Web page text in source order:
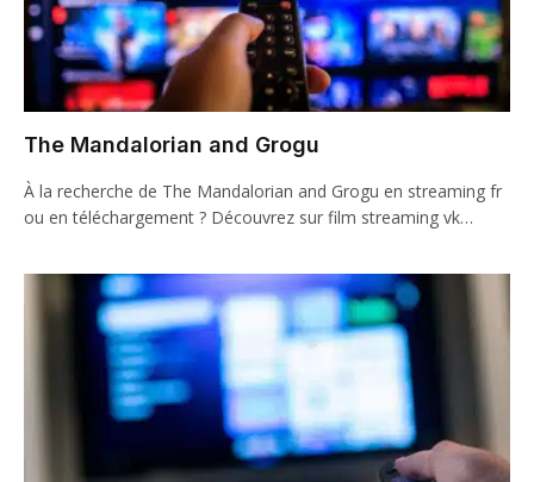
The Mandalorian and Grogu
À la recherche de The Mandalorian and Grogu en streaming fr
ou en téléchargement ? Découvrez sur film streaming vk…